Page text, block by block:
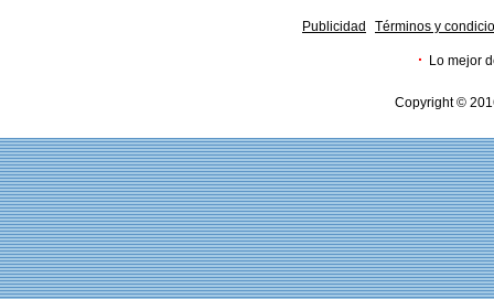
Publicidad Términos y
· Lo mejor
Copyright ©